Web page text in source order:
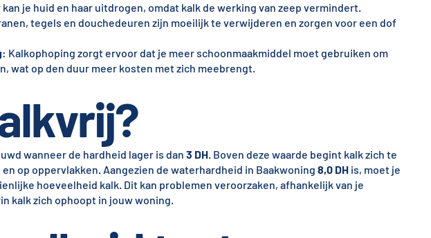
je huid en haar uitdrogen, omdat kalk de werking van zeep vermindert.
tegels en douchedeuren zijn moeilijk te verwijderen en zorgen voor een dof
: Kalkophoping zorgt ervoor dat je meer schoonmaakmiddel moet gebruiken om
wat op den duur meer kosten met zich meebrengt.
wanneer de hardheid lager is dan 3 DH. Boven deze waarde begint kalk zich te
op oppervlakken. Aangezien de waterhardheid in Baakwoning 8,0 DHis, moet je
hoeveelheid kalk. Dit kan problemen veroorzaken, afhankelijk van je
kalk zich ophoopt in jouw woning.